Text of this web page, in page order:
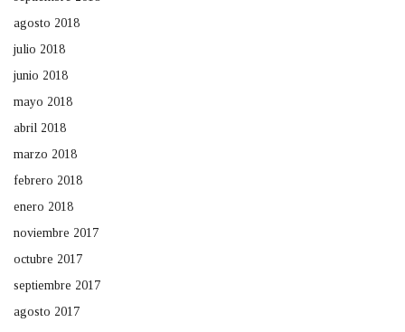
agosto 2018
julio 2018
junio 2018
mayo 2018
abril 2018
marzo 2018
febrero 2018
enero 2018
noviembre 2017
octubre 2017
septiembre 2017
agosto 2017